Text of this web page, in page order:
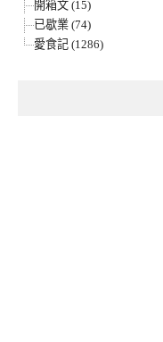
開箱文 (15)
已歇業 (74)
愛食記 (1286)